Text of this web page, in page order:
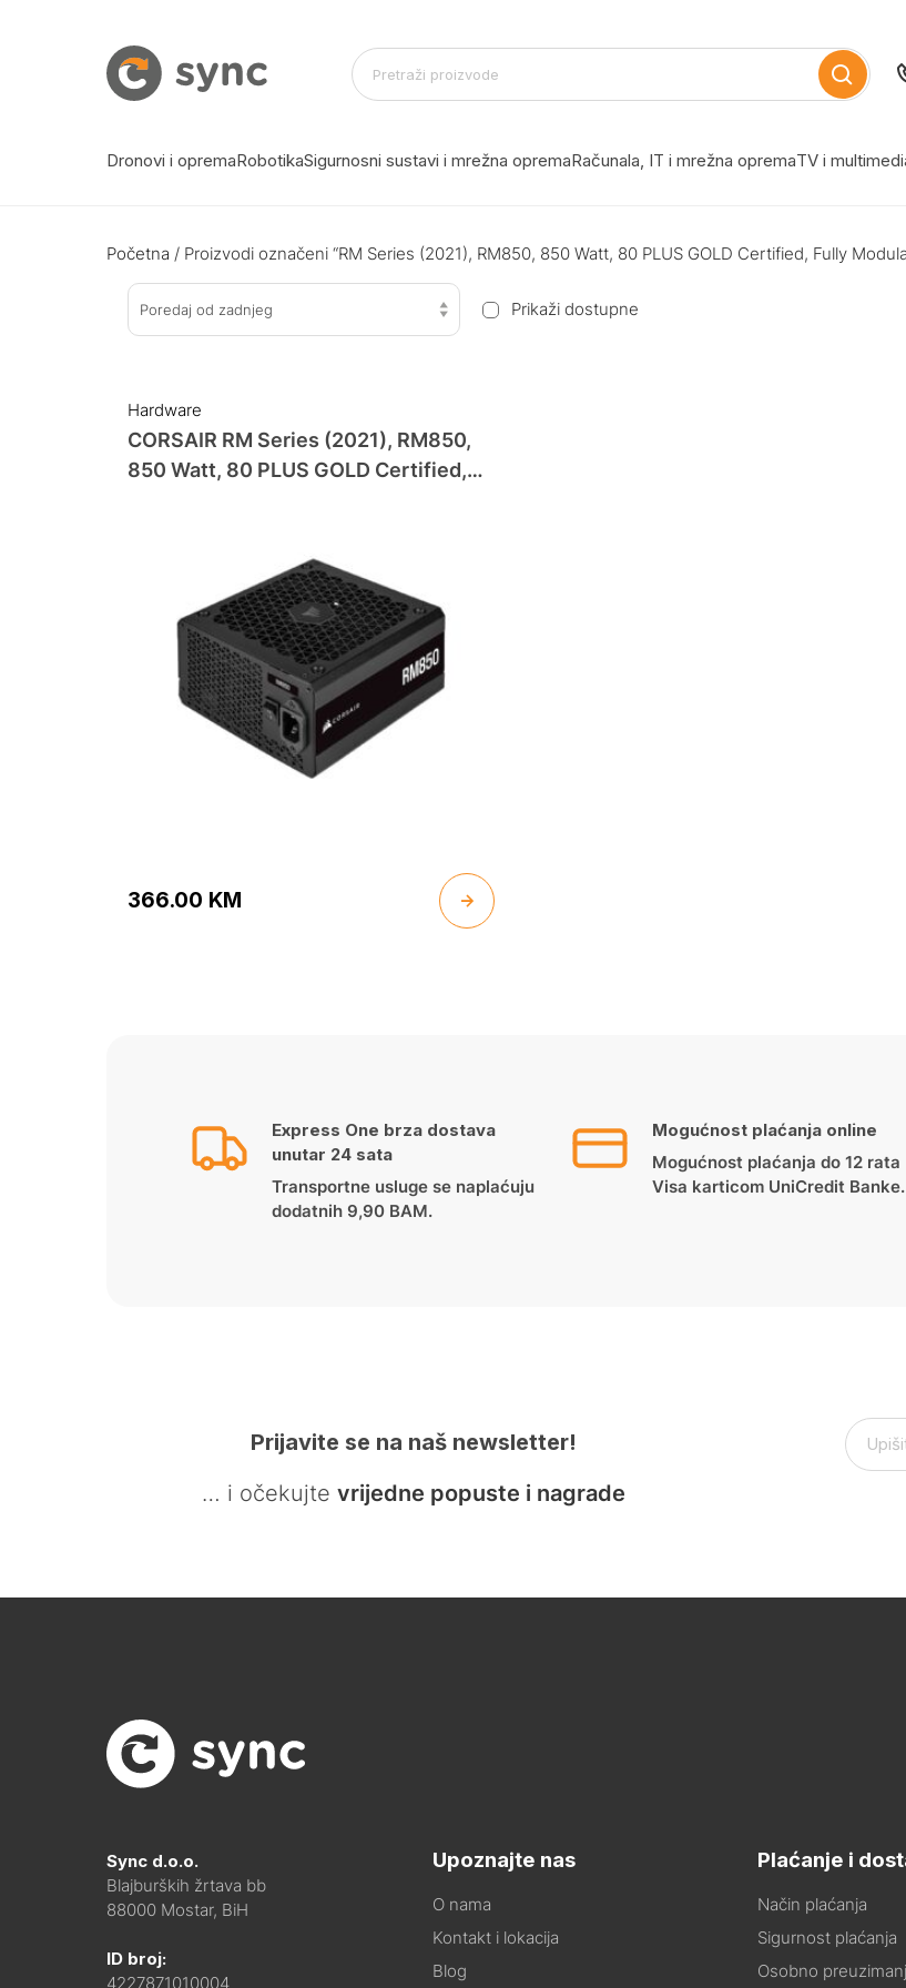
Dronovi i opremaRobotikaSigurnosni sustavi i mrežna opremaRačunala, IT i mrežna opremaTV i
Početna / Proizvodi označeni “RM Series (2021), RM850, 850 Watt, 80 PLUS GOLD Certified, Fully
Poredaj od zadnjeg Prikaži dostupne
Hardware
CORSAIR RM Series (2021), RM850,
850 Watt, 80 PLUS GOLD Certified,
366.00 KM
Express One brza dostava
unutar 24 sata
Transportne usluge se naplaćuju
dodatnih 9,90 BAM.
Mogućnost plaćanja online
Mogućnost plaćanja do 12 rata
Visa karticom UniCredit Banke.
Prijavite se na naš newsletter!
… i očekujte vrijedne popuste i nagrade
Sync d.o.o.
Blajburških žrtava bb
88000 Mostar, BiH
ID broj:
4227871010004
Upoznajte nas
O nama
Kontakt i lokacija
Blog
Plaćanje i
Način plaćanja
Sigurnost plaćanja
Osobno